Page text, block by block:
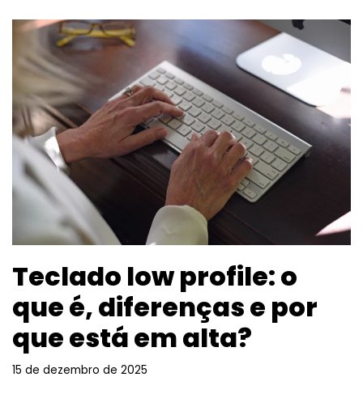
Teclado low profile: o
que é, diferenças e por
que está em alta?
15 de dezembro de 2025